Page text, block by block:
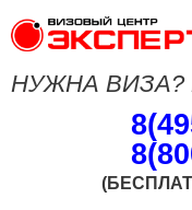
НУЖНА